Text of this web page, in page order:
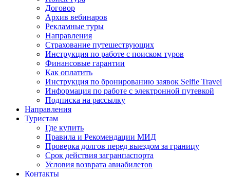
Договор
Архив вебинаров
Рекламные туры
Направления
Страхование путешествующих
Инструкция по работе с поиском туров
Финансовые гарантии
Как оплатить
Инструкция по бронированию заявок Selfie Travel
Информация по работе с электронной путевкой
Подписка на рассылку
Направления
Туристам
Где купить
Правила и Рекомендации МИД
Проверка долгов перед выездом за границу
Срок действия загранпаспорта
Условия возврата авиабилетов
Контакты